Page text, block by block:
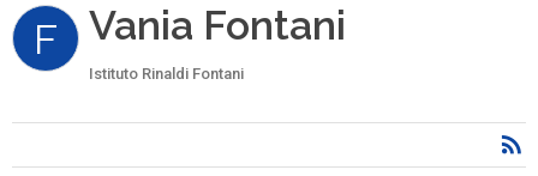
F Vania Fontani
Istituto Rinaldi Fontani